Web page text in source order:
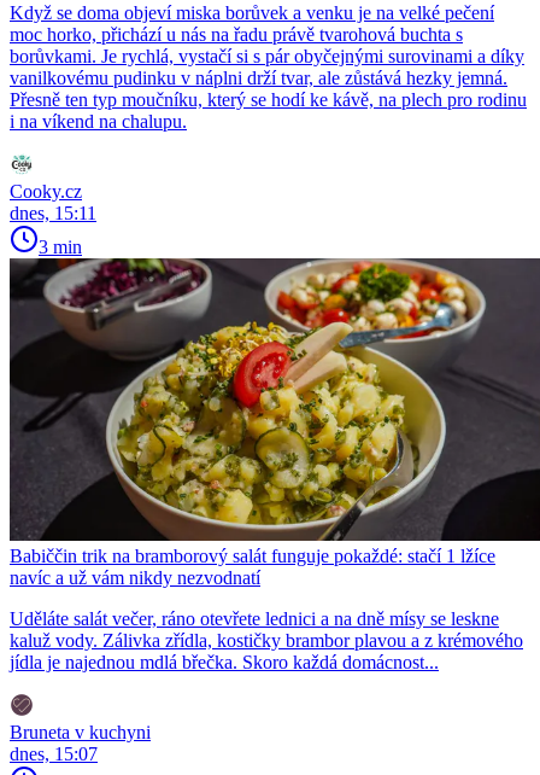
Když se doma objeví miska borůvek a venku je na velké pečení
moc horko, přichází u nás na řadu právě tvarohová buchta s
borůvkami. Je rychlá, vystačí si s pár obyčejnými surovinami a díky
vanilkovému pudinku v náplni drží tvar, ale zůstává hezky jemná.
Přesně ten typ moučníku, který se hodí ke kávě, na plech pro rodinu
i na víkend na chalupu.
Cooky.cz
dnes, 15:11
3 min
Babiččin trik na bramborový salát funguje pokaždé: stačí 1 lžíce
navíc a už vám nikdy nezvodnatí
Uděláte salát večer, ráno otevřete lednici a na dně mísy se leskne
kaluž vody. Zálivka zřídla, kostičky brambor plavou a z krémového
jídla je najednou mdlá břečka. Skoro každá domácnost...
Bruneta v kuchyni
dnes, 15:07